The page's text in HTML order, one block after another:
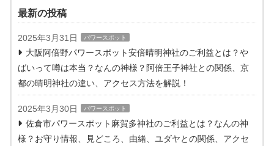
最新の投稿
2025年3月31日 パワースポット
大阪阿倍野パワースポット安倍晴明神社のご利益とは？や
ばいって噂は本当？なんの神様？阿倍王子神社との関係、京
都の晴明神社の違い、アクセス方法を解説！
2025年3月30日 パワースポット
佐倉市パワースポット麻賀多神社のご利益とは？なんの神
様？お守り情報、見どころ、由緒、ユダヤとの関係、アクセ